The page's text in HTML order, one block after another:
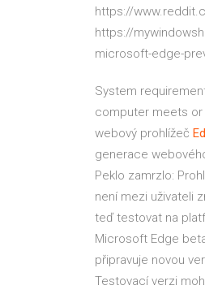
https://
https://
microsoft-edge-
System
computer meets
webový prohlížeč
generace
Peklo zamrzlo:
není mezi uživateli
teď testovat na
Microsoft Edge
připravuje novou
Testovací verzi